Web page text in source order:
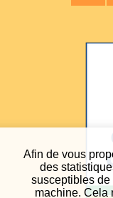
Afin de vous
des
susceptibles de
machine. Cela